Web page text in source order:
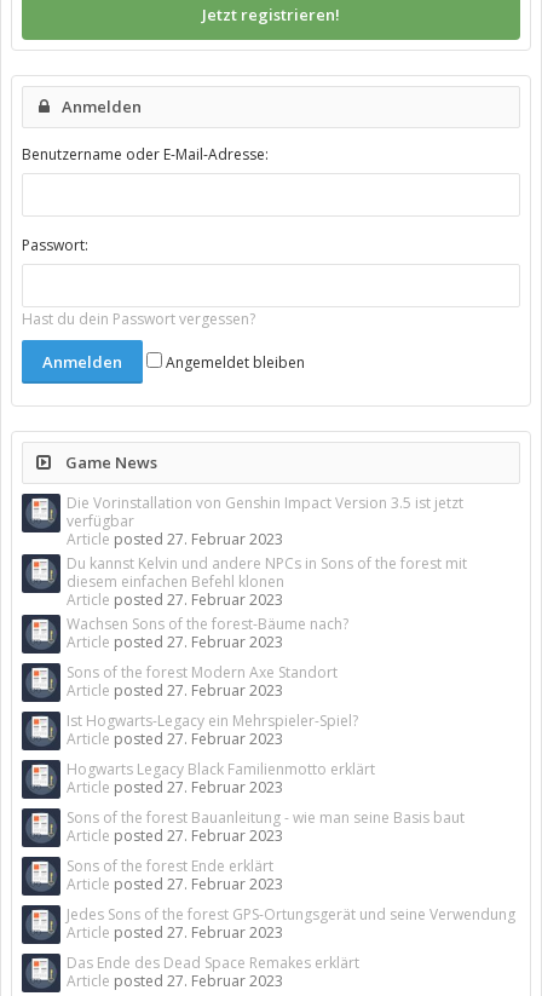
Jetzt registrieren!
Anmelden
Benutzername oder E-Mail-Adresse:
Passwort:
Hast du dein Passwort vergessen?
Angemeldet bleiben
Game News
Die Vorinstallation von Genshin Impact Version 3.5 ist jetzt
verfügbar
Article posted 27. Februar 2023
Du kannst Kelvin und andere NPCs in Sons of the forest mit
diesem einfachen Befehl klonen
Article posted 27. Februar 2023
Wachsen Sons of the forest-Bäume nach?
Article posted 27. Februar 2023
Sons of the forest Modern Axe Standort
Article posted 27. Februar 2023
Ist Hogwarts-Legacy ein Mehrspieler-Spiel?
Article posted 27. Februar 2023
Hogwarts Legacy Black Familienmotto erklärt
Article posted 27. Februar 2023
Sons of the forest Bauanleitung - wie man seine Basis baut
Article posted 27. Februar 2023
Sons of the forest Ende erklärt
Article posted 27. Februar 2023
Jedes Sons of the forest GPS-Ortungsgerät und seine Verwendung
Article posted 27. Februar 2023
Das Ende des Dead Space Remakes erklärt
Article posted 27. Februar 2023